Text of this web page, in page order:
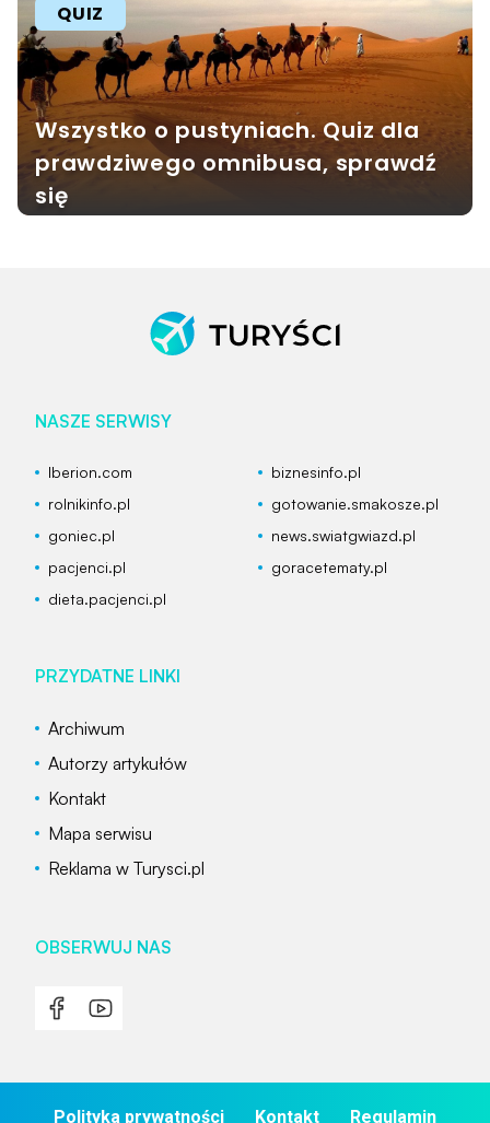
QUIZ
Wszystko o pustyniach. Quiz dla
prawdziwego omnibusa, sprawdź
się
NASZE SERWISY
Iberion.com
biznesinfo.pl
rolnikinfo.pl
gotowanie.smakosze.pl
goniec.pl
news.swiatgwiazd.pl
pacjenci.pl
goracetematy.pl
dieta.pacjenci.pl
PRZYDATNE LINKI
Archiwum
Autorzy artykułów
Kontakt
Mapa serwisu
Reklama w Turysci.pl
OBSERWUJ NAS
Polityka prywatności Kontakt Regulamin